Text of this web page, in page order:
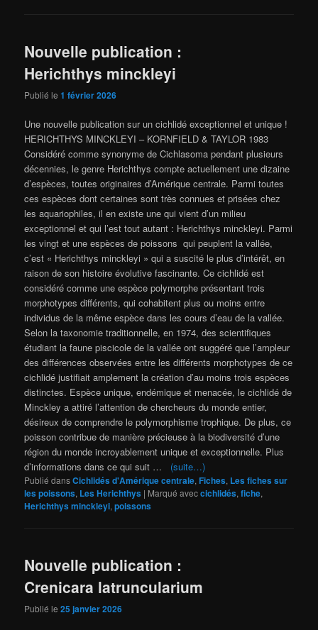
Nouvelle publication :
Herichthys minckleyi
Publié le1 février 2026
Une nouvelle publication sur un cichlidé exceptionnel et unique !
HERICHTHYS MINCKLEYI – KORNFIELD & TAYLOR 1983
Considéré comme synonyme de Cichlasoma pendant plusieurs
décennies, le genre Herichthys compte actuellement une dizaine
d’espèces, toutes originaires d’Amérique centrale. Parmi toutes
ces espèces dont certaines sont très connues et prisées chez
les aquariophiles, il en existe une qui vient d’un milieu
exceptionnel et qui l’est tout autant : Herichthys minckleyi. Parmi
les vingt et une espèces de poissons qui peuplent la vallée,
c’est « Herichthys minckleyi » qui a suscité le plus d’intérêt, en
raison de son histoire évolutive fascinante. Ce cichlidé est
considéré comme une espèce polymorphe présentant trois
morphotypes différents, qui cohabitent plus ou moins entre
individus de la même espèce dans les cours d’eau de la vallée.
Selon la taxonomie traditionnelle, en 1974, des scientifiques
étudiant la faune piscicole de la vallée ont suggéré que l’ampleur
des différences observées entre les différents morphotypes de ce
cichlidé justifiait amplement la création d’au moins trois espèces
distinctes. Espèce unique, endémique et menacée, le cichlidé de
Minckley a attiré l’attention de chercheurs du monde entier,
désireux de comprendre le polymorphisme trophique. De plus, ce
poisson contribue de manière précieuse à la biodiversité d’une
région du monde incroyablement unique et exceptionnelle. Plus
d’informations dans ce qui suit … (suite…)
Publié dansCichlidés d'Amérique centrale,Fiches, Les fiches sur
les poissons, Les Herichthys | Marqué aveccichlidés,fiche,
Herichthys minckleyi,poissons
Nouvelle publication :
Crenicara latruncularium
Publié le25 janvier 2026